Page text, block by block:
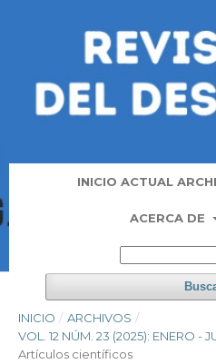
INICIO ACTUAL
ACERCA DE
INICIO / ARCHIVOS /
VOL. 12 NÚM. 23 (2025): ENERO -
Artí­culos científicos